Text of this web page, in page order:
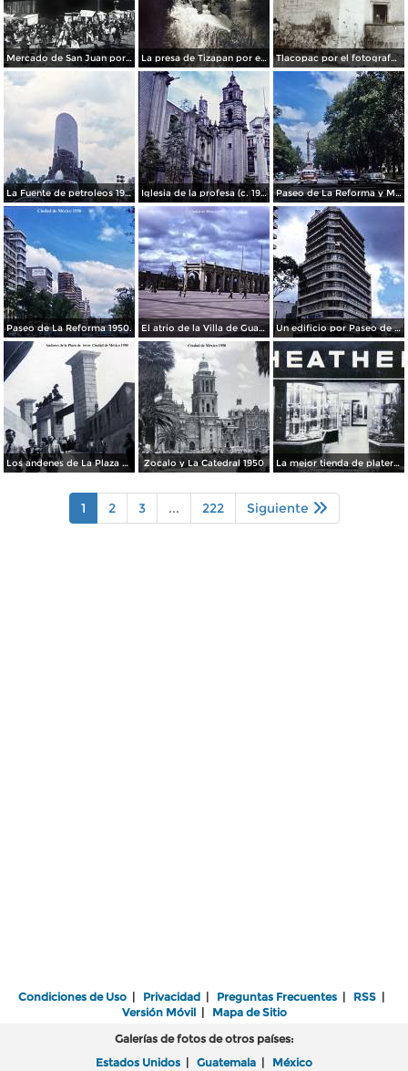
Mercado de San Juan por el fotografo Felix Miret La presa de Tizapan por el fotografo Fernando Kososky. ( Circulada el 22 de Diembre de 1910 ). Tlacopac por el fotografo Hugo Brehme.
La Fuente de petroleos 1950. Iglesia de la profesa (c. 1950) Paseo de La Reforma y Mto a La Independencia 1950
Paseo de La Reforma 1950. El atrio de la Villa de Guadalupe 1950. Un edificio por Paseo de La Reforma 1950
Los andenes de La Plaza de toros Ciudad de México 1950 Zocalo y La Catedral 1950 La mejor tienda de plateria.
1 2 3 ... 222 Siguiente
Condiciones de Uso | Privacidad | Preguntas Frecuentes | RSS |
Versión Móvil| Mapa de Sitio
Galerías de fotos de otros países:
Estados Unidos | Guatemala | México